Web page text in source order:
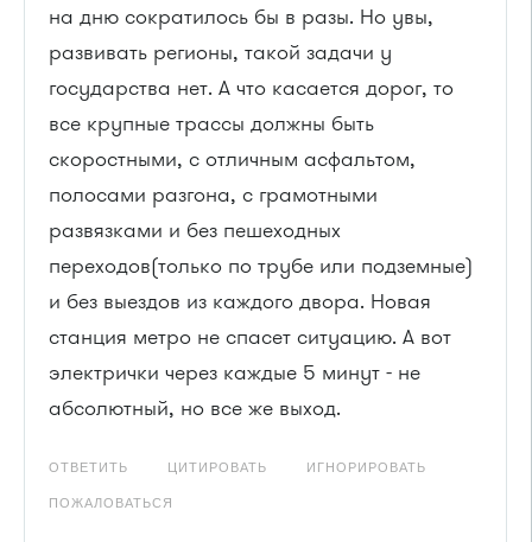
на дню сократилось бы в разы. Но увы,
развивать регионы, такой задачи у
государства нет. А что касается дорог, то
все крупные трассы должны быть
скоростными, с отличным асфальтом,
полосами разгона, с грамотными
развязками и без пешеходных
переходов(только по трубе или подземные)
и без выездов из каждого двора. Новая
станция метро не спасет ситуацию. А вот
электрички через каждые 5 минут - не
абсолютный, но все же выход.
ОТВЕТИТЬ ЦИТИРОВАТЬ ИГНОРИРОВАТЬ
ПОЖАЛОВАТЬСЯ